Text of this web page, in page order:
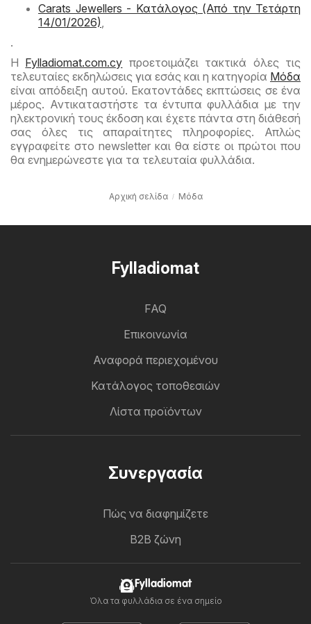
Carats Jewellers - Κατάλογος (Από την Τετάρτη
14/01/2026)
.
Η Fylladiomat.com.cy προετοιμάζει τακτικά όλες τις
τελευταίες εκδηλώσεις για εσάς και η κατηγορία Μόδα
είναι απόδειξη αυτού. Εκατοντάδες εκπτώσεις σε ένα
μέρος. Αντικαταστήστε τα έντυπα φυλλάδια με την
ηλεκτρονική τους έκδοση και έχετε πάντα στη διάθεσή
σας όλες τις απαραίτητες πληροφορίες. Απλώς
εγγραφείτε στο newsletter και θα είστε οι πρώτοι που
θα ενημερώνεστε για τα τελευταία φυλλάδια.
Αρχική σελίδα Μόδα
Fylladiomat
FAQ
Επικοινωνία
Αναφορά περιεχομένου
Κατάλογος τοποθεσιών
Λίστα προϊόντων
Συνεργασία
Πώς να διαφημίζετε
B2B ζώνη
Fylladiomat
Όλα τα φυλλάδια σε ένα σημείο